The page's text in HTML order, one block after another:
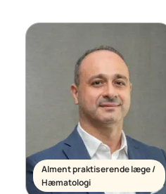
Alment praktiserende læge /
Hæmatologi